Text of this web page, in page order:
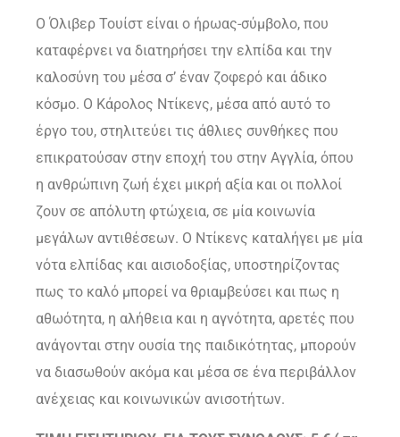
Ο Όλιβερ Τουίστ είναι ο ήρωας-σύμβολο, που
καταφέρνει να διατηρήσει την ελπίδα και την
καλοσύνη του μέσα σ’ έναν ζοφερό και άδικο
κόσμο. Ο Κάρολος Ντίκενς, μέσα από αυτό το
έργο του, στηλιτεύει τις άθλιες συνθήκες που
επικρατούσαν στην εποχή του στην Αγγλία, όπου
η ανθρώπινη ζωή έχει μικρή αξία και οι πολλοί
ζουν σε απόλυτη φτώχεια, σε μία κοινωνία
μεγάλων αντιθέσεων. Ο Ντίκενς καταλήγει με μία
νότα ελπίδας και αισιοδοξίας, υποστηρίζοντας
πως το καλό μπορεί να θριαμβεύσει και πως η
αθωότητα, η αλήθεια και η αγνότητα, αρετές που
ανάγονται στην ουσία της παιδικότητας, μπορούν
να διασωθούν ακόμα και μέσα σε ένα περιβάλλον
ανέχειας και κοινωνικών ανισοτήτων.